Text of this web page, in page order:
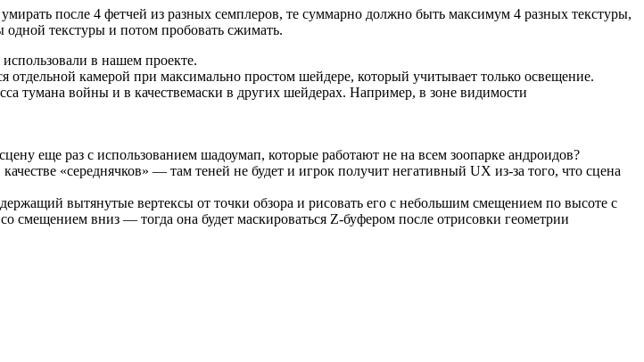
после 4 фетчей из разных семплеров, те суммарно должно быть максимум 4 разных текстуры,
текстуры и потом пробовать сжимать.
в нашем проекте.
камерой при максимально простом шейдере, который учитывает только освещение.
тумана войны и в качествемаски в других шейдерах. Например, в зоне видимости
еще раз с использованием шадоумап, которые работают не на всем зоопарке андроидов?
«середнячков» — там теней не будет и игрок получит негативный UX из-за того, что сцена
вытянутые вертексы от точки обзора и рисовать его с небольшим смещением по высоте с
вниз — тогда она будет маскироваться Z-буфером после отрисовки геометрии